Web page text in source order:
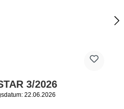
3/2026
22.06.2026